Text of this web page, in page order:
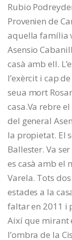
Rubio
Provenien de
aquella família
Asensio
casà amb ell.
l’exèrcit i cap
seua mort
casa.Va rebre
del general
la propietat. El
Ballester. Va
es casà amb el
Varela. Tots
estades a la
faltar en 2011 i
Així que mirant
l’ombra de la